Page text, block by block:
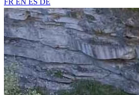
FR EN ES DE